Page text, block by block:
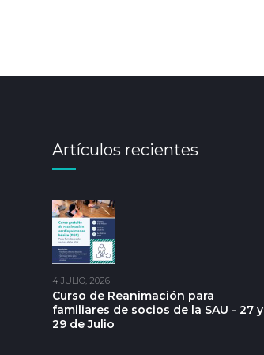
Artículos recientes
4 JULIO, 2026
Curso de Reanimación para
familiares de socios de la SAU - 27 y
29 de Julio